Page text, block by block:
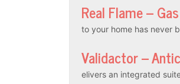
Real Flame –
to your home has never
Validactor –
elivers an integrated